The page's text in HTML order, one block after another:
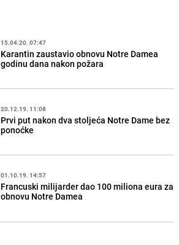
15.04.20. 07:47
Karantin zaustavio obnovu Notre Damea
godinu dana nakon požara
20.12.19. 11:08
Prvi put nakon dva stoljeća Notre Dame bez
ponoćke
01.10.19. 14:57
Francuski milijarder dao 100 miliona eura za
obnovu Notre Damea